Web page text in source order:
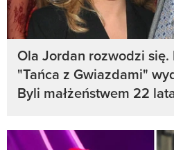
Ola Jordan rozwodzi się.
"Tańca z Gwiazdami"
Byli małżeństwem 22